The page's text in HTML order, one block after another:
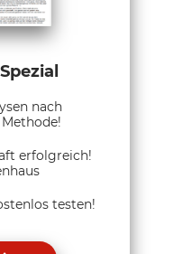
nach
erfolgreich!
testen!